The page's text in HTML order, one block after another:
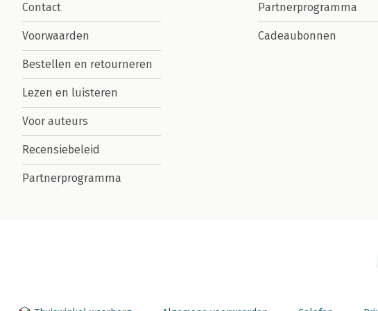
Contact
Voorwaarden
Bestellen en retourneren
Lezen en luisteren
Voor auteurs
Recensiebeleid
Partnerprogramma
Partnerprogramma
Cadeaubonnen